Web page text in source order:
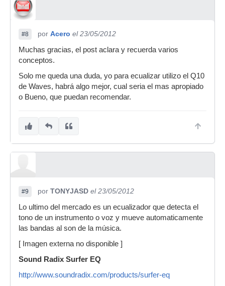
#8 por Acero el 23/05/2012
Muchas gracias, el post aclara y recuerda varios
conceptos.
Solo me queda una duda, yo para ecualizar utilizo el Q10
de Waves, habrá algo mejor, cual seria el mas apropiado
o Bueno, que puedan recomendar.
#9 por TONYJASD el 23/05/2012
Lo ultimo del mercado es un ecualizador que detecta el
tono de un instrumento o voz y mueve automaticamente
las bandas al son de la música.
[ Imagen externa no disponible ]
Sound Radix Surfer EQ
http://www.soundradix.com/products/surfer-eq